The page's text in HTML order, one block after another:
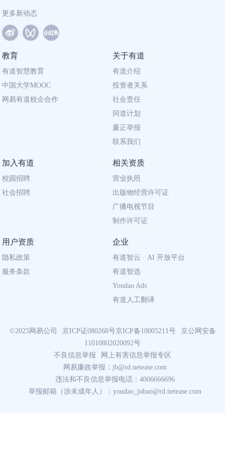
更多新动态
教育
有道智慧教育
中国大学MOOC
网易有道校企合作
关于有道
有道介绍
投资者关系
社会责任
同道计划
廉正举报
联系我们
加入有道
校园招聘
社会招聘
相关资质
营业执照
出版物经营许可证
广播电视节目
制作许可证
用户资质
隐私政策
服务条款
企业
有道智云 · AI 开放平台
有道智选
Youdao Ads
有道人工翻译
©2025网易公司 京ICP证080268号京ICP备10005211号
京公网安备
11010802020092号
不良信息举报
网上有害信息举报专区
网易廉政举报： jb@rd.netease.com
违法和不良信息举报电话：4006666696
举报邮箱（涉未成年人）： youdao_jubao@rd.netease.com